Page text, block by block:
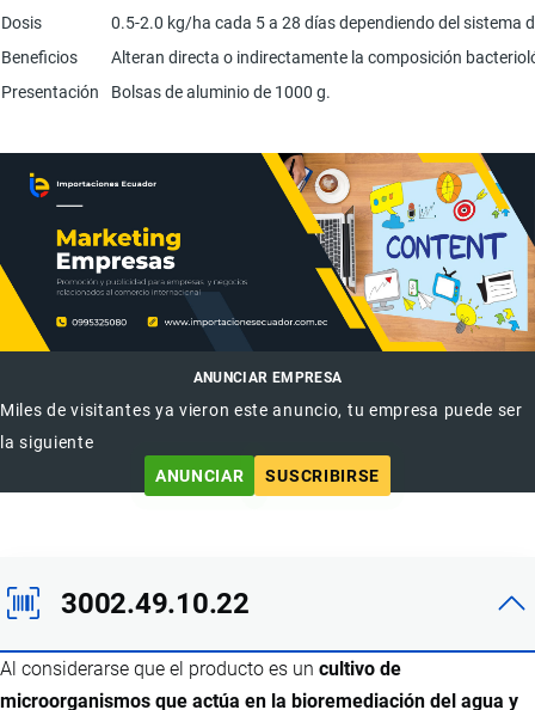
Dosis
0.5-2.0 kg/ha cada 5 a 28 días dependiendo del sistema
Beneficios
Alteran directa o indirectamente la composición
Presentación
Bolsas de aluminio de 1000 g.
ANUNCIAR EMPRESA
Miles de visitantes ya vieron este anuncio, tu empresa puede ser
la siguiente
ANUNCIAR
SUSCRIBIRSE
3002.49.10.22
Al considerarse que el producto es un cultivo de
microorganismos que actúa en la bioremediación del agua y